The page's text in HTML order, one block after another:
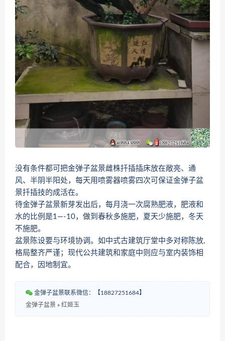
没有条件都可把金弹子盆景雌株扦插插床放在敞亮、通
风、半阴半阳处，每天用喷雾器喷雾四次可保证金弹子盆
景扦插技的成活在。
待金弹子盆景新芽发出后，每月浇一次腐熟肥液，肥液和
水的比例是1—-10，做到春秋多施肥，夏天少施肥，冬天
不施肥。
盆景陈设要与环境协调。如中式古建筑厅堂中多对称陈放,
格局整齐严谨；现代公共建筑和家庭中则应与室内装饰相
配合，因地制宜。
金弹子盆景联系微信：【18827251684】
金弹子盆景 » 红姬玉